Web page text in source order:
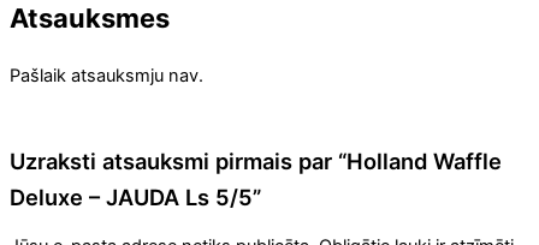
Atsauksmes
Pašlaik atsauksmju nav.
Uzraksti atsauksmi pirmais par “Holland Waffle
Deluxe – JAUDA Ls 5/5”